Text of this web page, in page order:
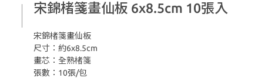
宋錦楮箋畫仙板 6x8.5cm 10張入
宋錦楮箋畫仙板
尺寸：約6x8.5cm
畫芯：全熟楮箋
張數：10張/包